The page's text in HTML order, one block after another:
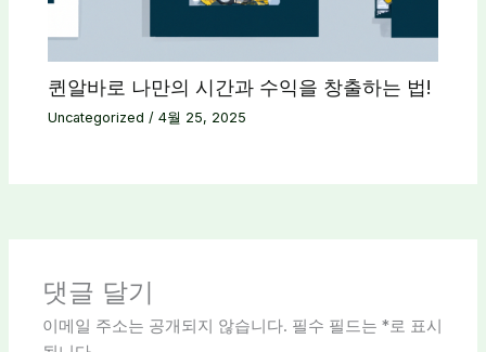
퀸알바로 나만의 시간과 수익을 창출하는 법!
Uncategorized /4월 25, 2025
댓글 달기
이메일 주소는 공개되지 않습니다. 필수 필드는*로 표시